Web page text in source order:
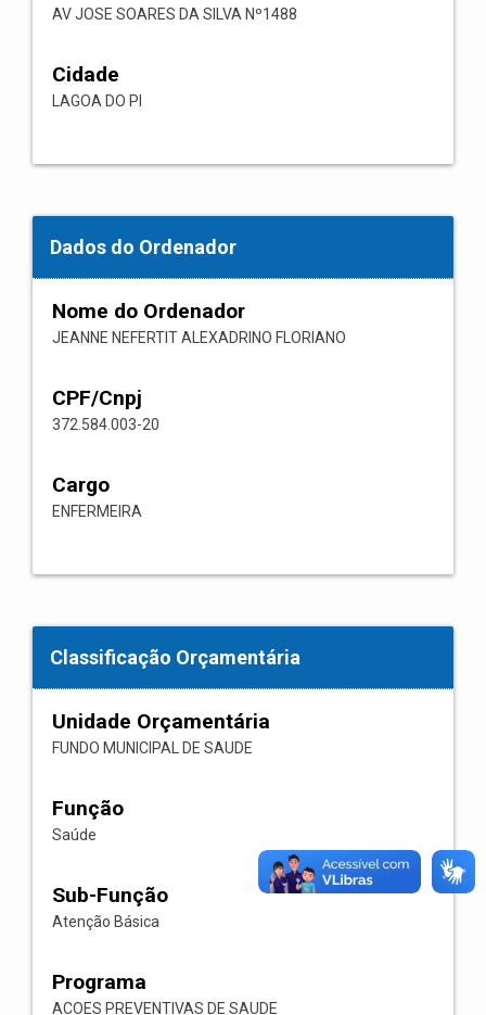
AV JOSE SOARES DA SILVA Nº1488
Cidade
LAGOA DO PI
Dados do Ordenador
Nome do Ordenador
JEANNE NEFERTIT ALEXADRINO FLORIANO
CPF/Cnpj
372.584.003-20
Cargo
ENFERMEIRA
Classificação Orçamentária
Unidade Orçamentária
FUNDO MUNICIPAL DE SAUDE
Função
Saúde
Sub-Função
Atenção Básica
Programa
ACOES PREVENTIVAS DE SAUDE